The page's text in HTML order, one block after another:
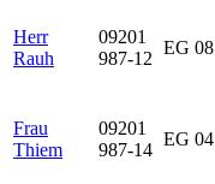
Herr
Rauh
09201
987-12
EG 08
Frau
Thiem
09201
987-14
EG 04